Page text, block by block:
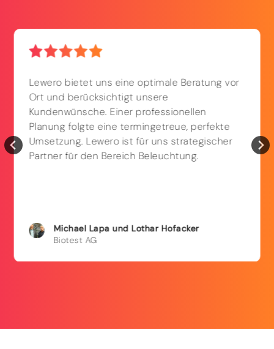
Lewero bietet uns eine optimale Beratung vor
Ort und berücksichtigt unsere
Kundenwünsche. Einer professionellen
Planung folgte eine termingetreue, perfekte
Umsetzung. Lewero ist für uns strategischer
Partner für den Bereich Beleuchtung.
Michael Lapa undLotharHofacker
Biotest AG